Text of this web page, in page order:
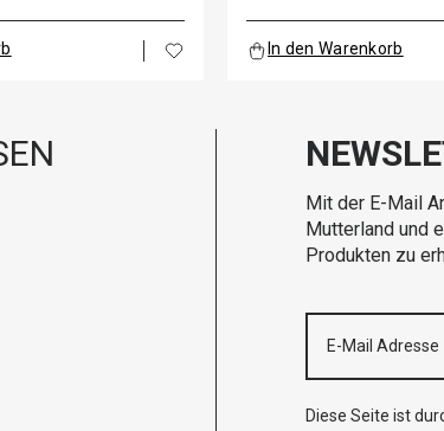
In den Warenkorb
Mit der E-Mail
Mutterland und
Produkten zu
Diese Seite ist